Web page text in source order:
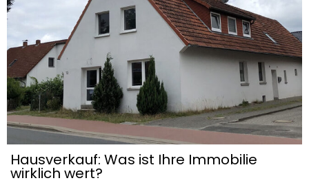
Hausverkauf: Was ist Ihre Immobilie
wirklich wert?